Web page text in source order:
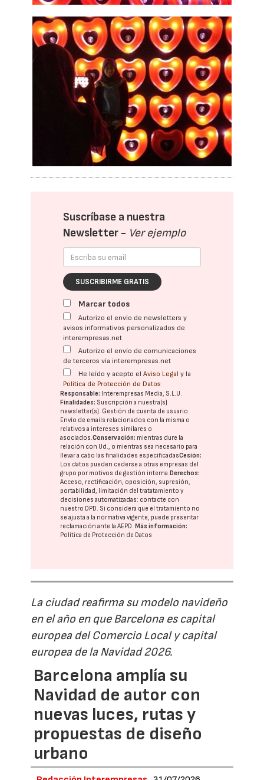
Suscríbase a nuestra
Newsletter - Ver ejemplo
SUSCRIBIRME GRATIS
Marcar todos
Autorizo el envío de newsletters y
avisos informativos personalizados de
interempresas.net
Autorizo el envío de comunicaciones
de terceros vía interempresas.net
He leído y acepto elAviso Legal y la
Política de Protección de Datos
Responsable: Interempresas Media, S.L.U.
Finalidades: Suscripción a nuestra(s)
newsletter(s). Gestión de cuenta de usuario.
Envío de emails relacionados con la misma o
relativos a intereses similares o
asociados.Conservación: mientras dure la
relación con Ud., o mientras sea necesario para
llevar a cabo las finalidades especificadasCesión:
Los datos pueden cederse a otras empresas del
grupo por motivos de gestión interna. Derechos:
Acceso, rectificación, oposición, supresión,
portabilidad, limitación del tratatamiento y
decisiones automatizadas: contacte con
nuestro DPD. Si considera que el tratamiento no
se ajusta a la normativa vigente, puede presentar
reclamación ante laAEPD. Más información:
Política de Protección de Datos
La ciudad reafirma su modelo navideño
en el año en que Barcelona es capital
europea del Comercio Local y capital
europea de la Navidad 2026.
Barcelona amplía su
Navidad de autor con
nuevas luces, rutas y
propuestas de diseño
urbano